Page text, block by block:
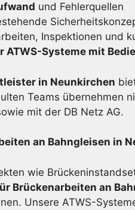
und Fehlerquellen
Inspektionen und
Systeme mit
in Neunkirchen
Teams übernehmen
mit der DB Netz AG.
an Bahngleisen in
wie
Brückenarbeiten an
Unsere ATWS-